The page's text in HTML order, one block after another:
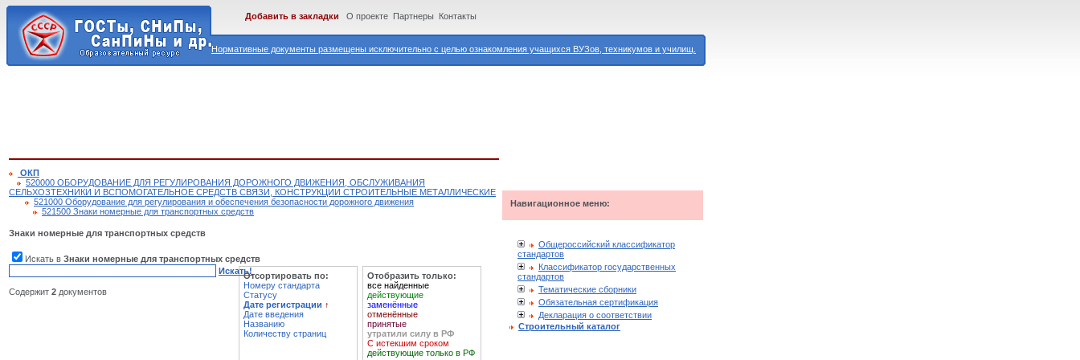
Нормативные документы размещены исключительно с целью ознакомления учащихся ВУЗов, техникумов и училищ.
Добавить в закладки О проекте Партнеры Контакты
ОКП
520000 ОБОРУДОВАНИЕ ДЛЯ РЕГУЛИРОВАНИЯ ДОРОЖНОГО ДВИЖЕНИЯ, ОБСЛУЖИВАНИЯ
СЕЛЬХОЗТЕХНИКИ И ВСПОМОГАТЕЛЬНОЕ СРЕДСТВ СВЯЗИ, КОНСТРУКЦИИ СТРОИТЕЛЬНЫЕ МЕТАЛЛИЧЕСКИЕ
521000 Оборудование для регулирования и обеспечения безопасности дорожного движения
521500 Знаки номерные для транспортных средств
Знаки номерные для транспортных средств
Искать в Знаки номерные для транспортных средств
Искать!
Содержит 2 документов
Отсортировать по:
Номеру стандарта
Статусу
Дате регистрации ↑
Дате введения
Названию
Количеству страниц
Отобразить только:
все найденные
действующие
заменённые
отменённые
принятые
утратили силу в РФ
С истекшим сроком
действующие только в РФ
Навигационное меню:
Общероссийский классификатор
стандартов
Классификатор государственных
стандартов
Тематические сборники
Обязательная сертификация
Декларация о соответствии
Строительный каталог